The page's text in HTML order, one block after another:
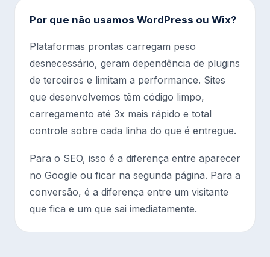
Por que não usamos WordPress ou Wix?
Plataformas prontas carregam peso
desnecessário, geram dependência de plugins
de terceiros e limitam a performance. Sites
que desenvolvemos têm código limpo,
carregamento até 3x mais rápido e total
controle sobre cada linha do que é entregue.
Para o SEO, isso é a diferença entre aparecer
no Google ou ficar na segunda página. Para a
conversão, é a diferença entre um visitante
que fica e um que sai imediatamente.